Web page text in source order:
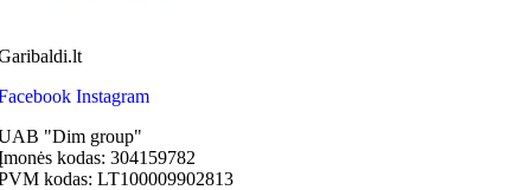
Instagram
"Dim group"
kodas: 304159782
kodas: LT100009902813